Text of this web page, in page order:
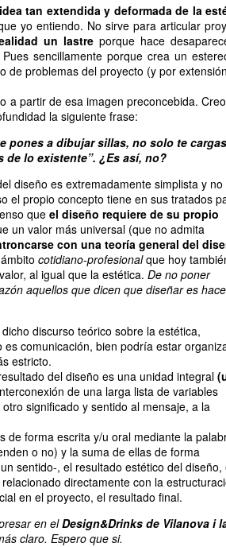
tan extendida y deformada de la
yo entiendo. No sirve para articular
un lastreporque hace
sencillamente porque crea un
de problemas del proyecto (y por
a partir de esa imagen preconcebida.
la siguiente frase:
pones a dibujar sillas, no solo te
lo existente”. ¿Es así, no?
diseño es extremadamente simplista y no
el propio concepto tiene en sus tratados
que el diseño requiere de su propio
un valor más universal (que no admita
con una teoría general del
cotidiano-profesionalque hoy
al igual que la estética. De no poner
aquellos que dicen que diseñar es
discurso teórico sobre la estética,
comunicación, bien podría estar
estricto.
del diseño es una unidad integral
de una larga lista de variables
significado y sentido al mensaje, a la
de forma escrita y/u oral mediante la
o no) y la suma de ellas de forma
sentido-, el resultado estético del diseño,
directamente con la
en el proyecto, el resultado final.
en elDesign&Drinks de Vilanova i
claro. Espero que si.